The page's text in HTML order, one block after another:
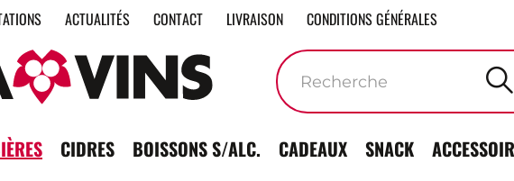
ACTUALITÉS CONTACT LIVRAISON CONDITIONS GÉNÉRALES
CIDRES BOISSONS S/ALC. CADEAUX SNACK
Mots
clés